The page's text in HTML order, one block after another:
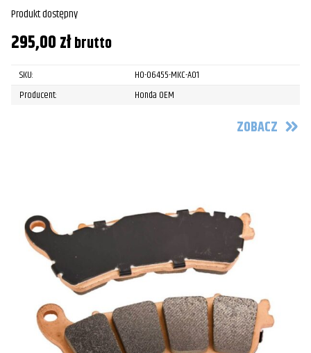
Produkt dostępny
295,00złbrutto
SKU:
HO-06455-MKC-A01
Producent:
Honda OEM
ZOBACZ